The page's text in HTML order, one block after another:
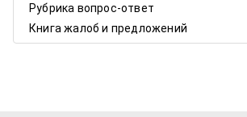
Рубрика вопрос-ответ
Книга жалоб и предложений